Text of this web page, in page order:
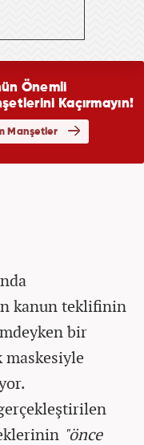
kanun teklifinin
bir
maskesiyle
"önce